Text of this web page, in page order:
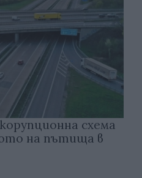
схема
на пътища в